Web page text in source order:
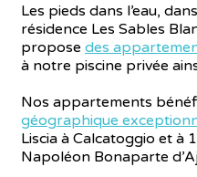
Les pieds dans l’eau,
résidence Les Sables
propose des
à notre piscine privée
Nos appartements
géographique
Liscia à Calcatoggio et à
Napoléon Bonaparte